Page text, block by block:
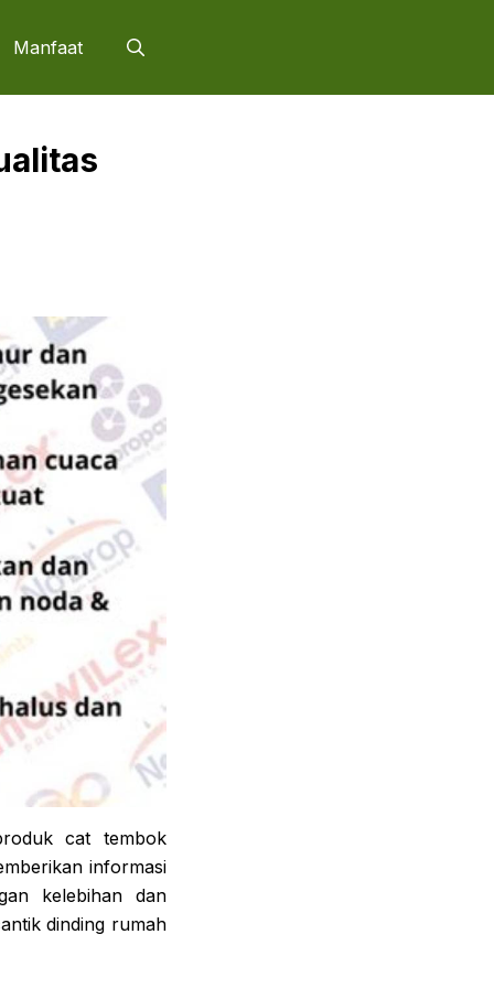
Manfaat
cat tembok
informasi
kelebihan dan
dinding rumah